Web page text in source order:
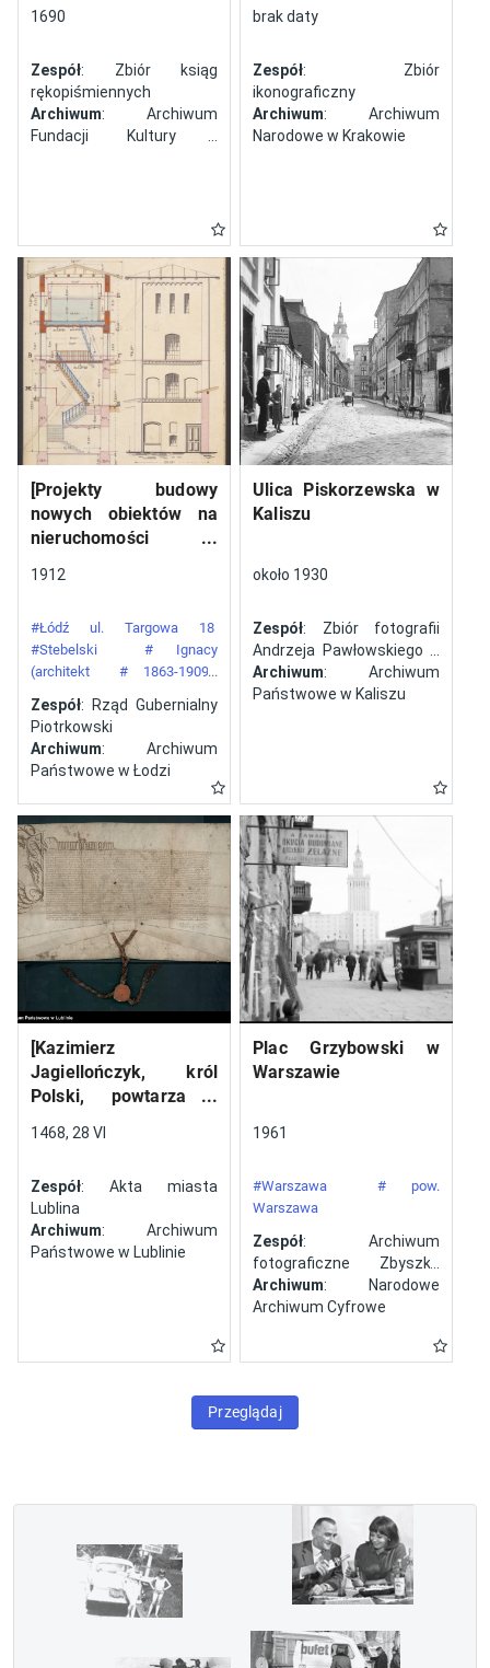
1690
Zespół: Zbiór ksiąg
rękopiśmiennych
Archiwum: Archiwum
Fundacji Kultury i
brak daty
Zespół: Zbiór
ikonograficzny
Archiwum: Archiwum
Narodowe w Krakowie
[Projekty budowy
nowych obiektów na
nieruchomości
numerem 34 przy ulicy
Łodzi]
1912
#Łódź ul. Targowa 18
#Stebelski
# Ignacy
(architekt
# 1863-1909)
Zespół: Rząd Gubernialny
Piotrkowski
Archiwum: Archiwum
Państwowe w Łodzi
Ulica Piskorzewska w
Kaliszu
około 1930
Zespół: Zbiór fotografii
Andrzeja Pawłowskiego z
Kalisza
Archiwum: Archiwum
Państwowe w Kaliszu
[Kazimierz
Jagiellończyk, król
Polski, powtarza i
wystawiony w Lublinie,
Jana ze Szczekocin,
starostę
1468, 28 VI
Zespół: Akta miasta
Lublina
Archiwum: Archiwum
Państwowe w Lublinie
Plac Grzybowski w
Warszawie
1961
#Warszawa
# pow.
Warszawa
Zespół: Archiwum
fotograficzne Zbyszka
Siemaszki
Archiwum: Narodowe
Archiwum Cyfrowe
Przeglądaj